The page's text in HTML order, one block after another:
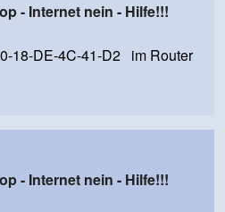
- Internet nein - Hilfe!!!
18-DE-4C-41-D2 im Router
- Internet nein - Hilfe!!!